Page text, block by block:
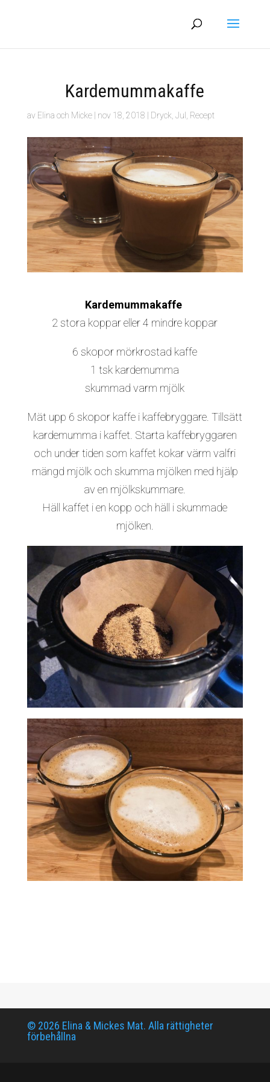
Kardemummakaffe
av Elina och Micke| nov 18, 2018 Dryck Jul Recept
Kardemummakaffe
2 stora koppar eller 4 mindre koppar
6 skopor mörkrostad kaffe
1 tsk kardemumma
skummad varm mjölk
Mät upp 6 skopor kaffe i kaffebryggare. Tillsätt
kardemumma i kaffet. Starta kaffebryggaren
och under tiden som kaffet kokar värm valfri
mängd mjölk och skumma mjölken med hjälp
av en mjölkskummare.
Häll kaffet i en kopp och häll i skummade
mjölken.
© 2026 Elina & Mickes Mat. Alla rättigheter
förbehållna